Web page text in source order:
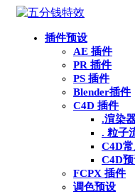
插件预设
AE 插件
PR 插件
PS 插件
Blender插件
C4D 插件
.渲染
. 粒子
C4D
C4D
FCPX 插件
调色预设